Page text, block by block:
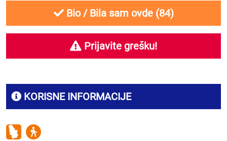
KORISNE INFORMACIJE
Bio / Bila sam ovde (84)
Prijavite grešku!